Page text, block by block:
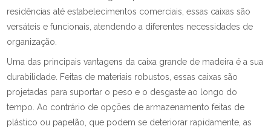
residências até estabelecimentos comerciais, essas caixas são
versáteis e funcionais, atendendo a diferentes necessidades de
organização.
Uma das principais vantagens da caixa grande de madeira é a sua
durabilidade. Feitas de materiais robustos, essas caixas são
projetadas para suportar o peso e o desgaste ao longo do
tempo. Ao contrário de opções de armazenamento feitas de
plástico ou papelão, que podem se deteriorar rapidamente, as